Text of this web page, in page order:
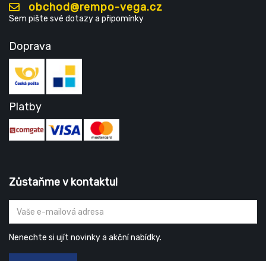
obchod@rempo-vega.cz
Sem pište své dotazy a připomínky
Doprava
Platby
Zůstaňme v kontaktu!
Nenechte si ujít novinky a akční nabídky.